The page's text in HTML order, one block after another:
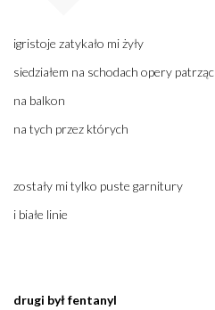
igristoje zatykało mi żyły
siedziałem na schodach opery patrząc
na balkon
na tych przez których
zostały mi tylko puste garnitury
i białe linie
drugi był fentanyl